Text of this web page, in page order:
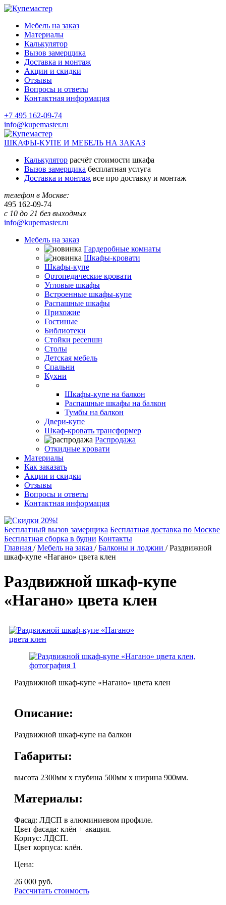
Мебель на заказ
Материалы
Калькулятор
Вызов замерщика
Доставка и монтаж
Акции и скидки
Отзывы
Вопросы и ответы
Контактная информация
+7 495 162-09-74
info@kupemaster.ru
ШКАФЫ-КУПЕ И МЕБЕЛЬ НА ЗАКАЗ
Калькулятор расчёт стоимости шкафа
Вызов замерщика бесплатная услуга
Доставка и монтаж все про доставку и монтаж
телефон в Москве:
495 162-09-74
с 10 до 21 без выходных
info@kupemaster.ru
Мебель на заказ
Гардеробные комнаты
Шкафы-кровати
Шкафы-купе
Ортопедические кровати
Угловые шкафы
Встроенные шкафы-купе
Распашные шкафы
Прихожие
Гостиные
Библиотеки
Стойки ресепшн
Столы
Детская мебель
Спальни
Кухни
Шкафы-купе на балкон
Распашные шкафы на балкон
Тумбы на балкон
Двери-купе
Шкаф-кровать трансформер
Распродажа
Откидные кровати
Материалы
Как заказать
Акции и скидки
Отзывы
Вопросы и ответы
Контактная информация
Бесплатный вызов замерщика Бесплатная доставка по Москве
Бесплатная сборка в будни Контакты
Главная /Мебель на заказ /Балконы и лоджии /Раздвижной
шкаф-купе «Нагано» цвета клен
Раздвижной шкаф-купе
«Нагано» цвета клен
Раздвижной шкаф-купе «Нагано» цвета клен
Описание:
Раздвижной шкаф-купе на балкон
Габариты:
высота 2300мм х глубина 500мм х ширина 900мм.
Материалы:
Фасад: ЛДСП в алюминиевом профиле.
Цвет фасада: клён + акация.
Корпус: ЛДСП.
Цвет корпуса: клён.
Цена:
26 000 руб.
Рассчитать стоимость